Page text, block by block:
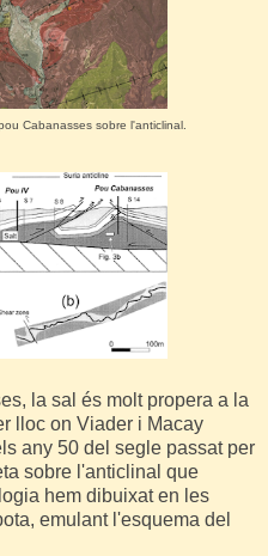
Cabanasses sobre l'anticlinal.
la sal és molt propera a la
lloc on Viader i Macay
any 50 del segle passat per
sobre l'anticlinal que
hem dibuixat en les
emulant l'esquema del